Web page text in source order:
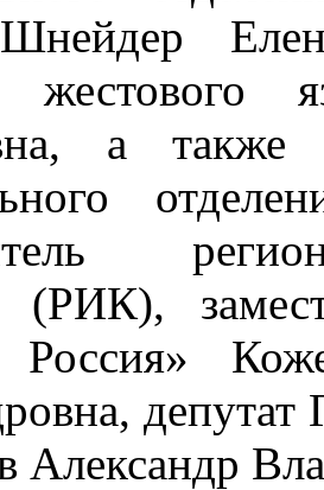
жестового
а также
(РИК),
Россия»
Александр